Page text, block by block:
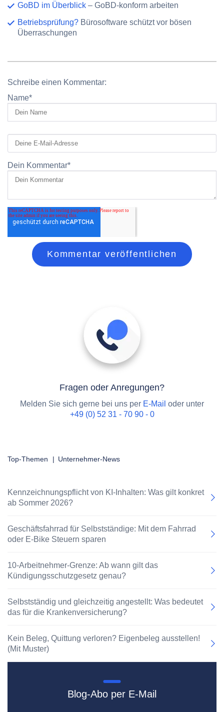
GoBD im Überblick – GoBD-konform arbeiten
Betriebsprüfung? Bürosoftware schützt vor bösen
Überraschungen
Schreibe einen Kommentar:
Name*
Dein Kommentar*
Fragen oder Anregungen?
Melden Sie sich gerne bei uns per E-Mail oder unter
+49 (0) 52 31 - 70 90 - 0
Top-Themen | Unternehmer-News
Kennzeichnungspflicht von KI-Inhalten: Was gilt konkret
ab Sommer 2026?
Geschäftsfahrrad für Selbstständige: Mit dem Fahrrad
oder E-Bike Steuern sparen
10-Arbeitnehmer-Grenze: Ab wann gilt das
Kündigungsschutzgesetz genau?
Selbstständig und gleichzeitig angestellt: Was bedeutet
das für die Krankenversicherung?
Kein Beleg, Quittung verloren? Eigenbeleg ausstellen!
(Mit Muster)
Blog-Abo per E-Mail